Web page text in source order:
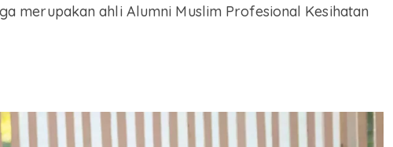
merupakan ahli Alumni Muslim Profesional Kesihatan